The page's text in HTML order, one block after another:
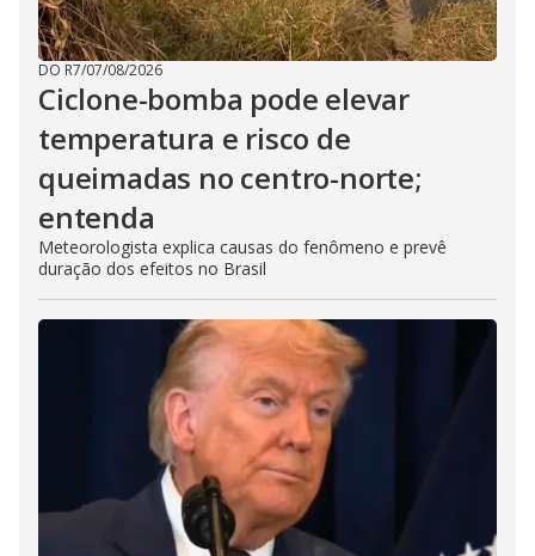
DO R7/07/08/2026
Ciclone-bomba pode elevar
temperatura e risco de
queimadas no centro-norte;
entenda
Meteorologista explica causas do fenômeno e prevê
duração dos efeitos no Brasil